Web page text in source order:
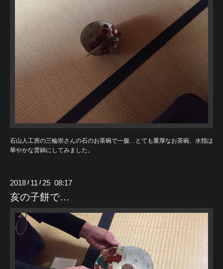
石山人工房の三輪崇さんの石のお茶碗で一服…とても重厚なお茶碗、水指は
華やかな雲錦にしてみました。
2018 / 11 / 25 08:17
亥の子餅で…